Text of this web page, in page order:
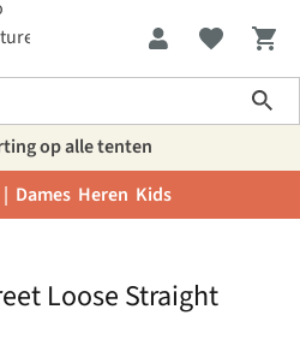
op alle tenten
Dames Heren Kids
Loose Straight